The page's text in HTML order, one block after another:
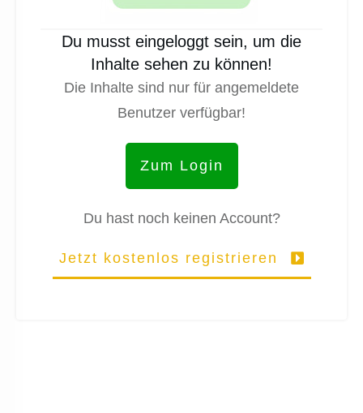
Du musst eingeloggt sein, um die
Inhalte sehen zu können!
Die Inhalte sind nur für angemeldete
Benutzer verfügbar!
Zum Login
Du hast noch keinen Account?
Jetzt kostenlos registrieren